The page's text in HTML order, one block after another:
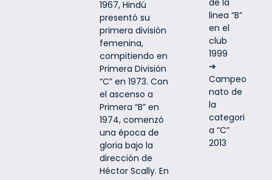
1967, Hindú
presentó su
primera división
femenina,
compitiendo en
Primera División
“C” en 1973. Con
el ascenso a
Primera “B” en
1974, comenzó
una época de
gloria bajo la
dirección de
Héctor Scally. En
de la
linea “B”
en el
club
1999
➔
Campeo
nato de
la
categori
a “C”
2013